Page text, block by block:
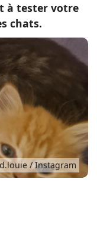
à tester votre
chats.
/ Instagram